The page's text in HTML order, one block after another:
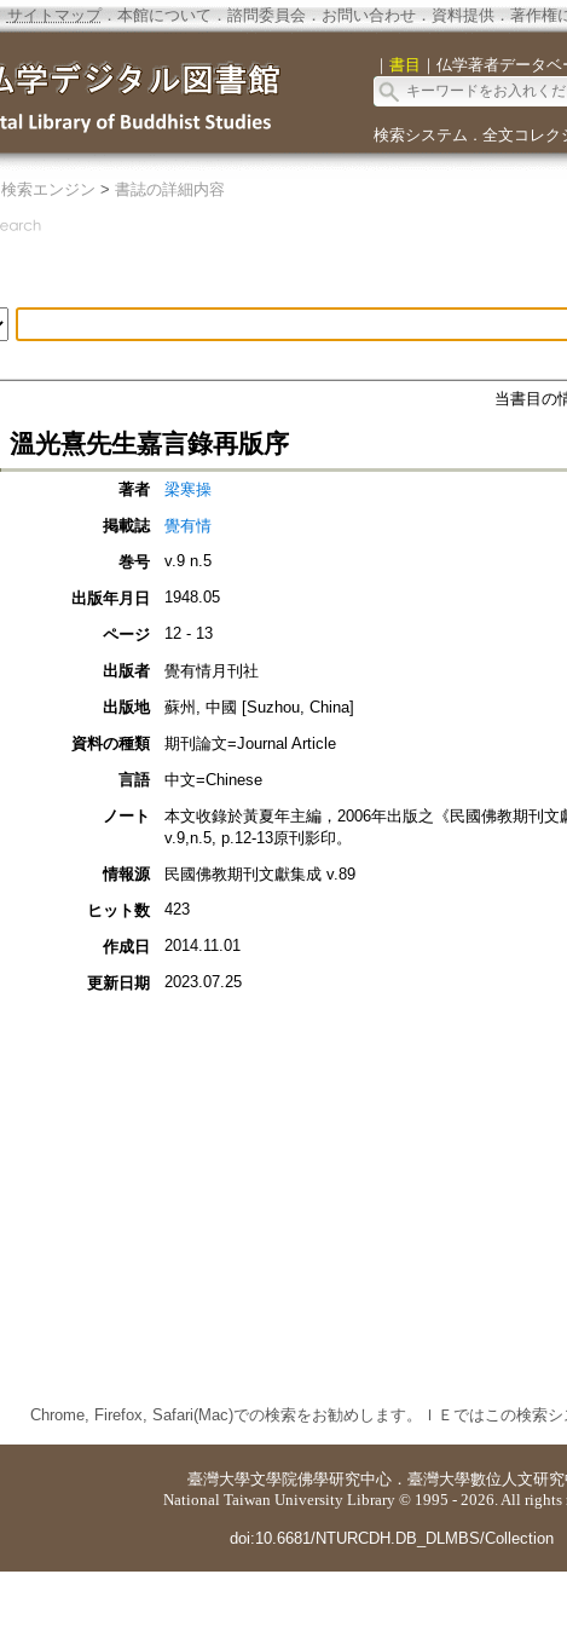
サイトマップ．本館について ． 諮問委員会． お問い合わせ． 資料提供． 著作権
｜ 書目 ｜ 仏学著者データベ
検索システム ． 全文コレク
検索エンジン > 書誌の詳細内容
当書目の
溫光熹先生嘉言錄再版序
著者
梁寒操
掲載誌
覺有情
巻号
v.9 n.5
出版年月日 1948.05
ページ 12 - 13
出版者
覺有情月刊社
出版地
蘇州, 中國 [Suzhou, China]
資料の種類
期刊論文=Journal Article
言語
中文=Chinese
ノート
本文收錄於黃夏年主編，2006年出版之《民國佛教期刊文
v.9,n.5, p.12-13原刊影印。
情報源
民國佛教期刊文獻集成 v.89
ヒット数
423
作成日 2014.11.01
更新日期 2023.07.25
Chrome, Firefox, Safari(Mac)での検索をお勧めします。ＩＥではこの検索シ
臺灣大學文學院佛學研究中心 ． 臺灣大學數位人文研
National Taiwan University Library © 1995 - 2026. All rights
doi:10.6681/NTURCDH.DB_DLMBS/Collection